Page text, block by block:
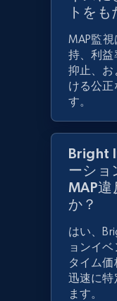
トを
MAP監
持、利益
抑止、お
ける公正
す。
Bright
ーショ
MAP
か？
はい、
ョンイ
タイム
迅速に特
ます。